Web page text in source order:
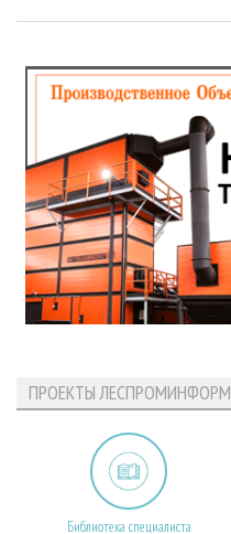
ПРОЕКТЫ ЛЕСПРОМИНФОРМ
Библиотека специалиста